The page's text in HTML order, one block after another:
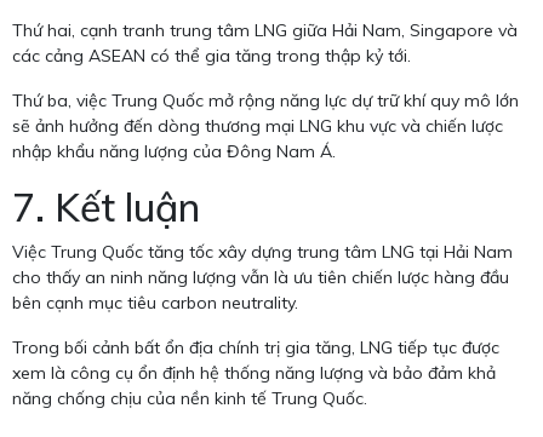
Thứ hai, cạnh tranh trung tâm LNG giữa Hải Nam, Singapore và
các cảng ASEAN có thể gia tăng trong thập kỷ tới.
Thứ ba, việc Trung Quốc mở rộng năng lực dự trữ khí quy mô lớn
sẽ ảnh hưởng đến dòng thương mại LNG khu vực và chiến lược
nhập khẩu năng lượng của Đông Nam Á.
7. Kết luận
Việc Trung Quốc tăng tốc xây dựng trung tâm LNG tại Hải Nam
cho thấy an ninh năng lượng vẫn là ưu tiên chiến lược hàng đầu
bên cạnh mục tiêu carbon neutrality.
Trong bối cảnh bất ổn địa chính trị gia tăng, LNG tiếp tục được
xem là công cụ ổn định hệ thống năng lượng và bảo đảm khả
năng chống chịu của nền kinh tế Trung Quốc.